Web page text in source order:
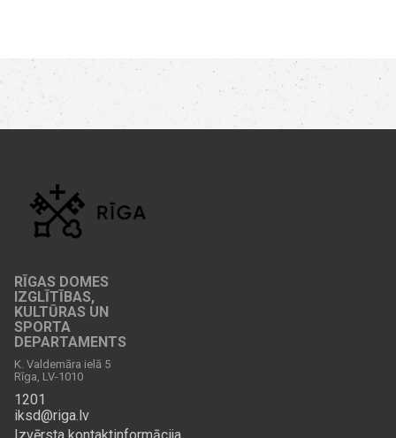
RĪGAS DOMES
IZGLĪTĪBAS,
KULTŪRAS UN
SPORTA
DEPARTAMENTS
K. Valdemāra ielā 5
Rīga, LV-1010
1201
iksd@riga.lv